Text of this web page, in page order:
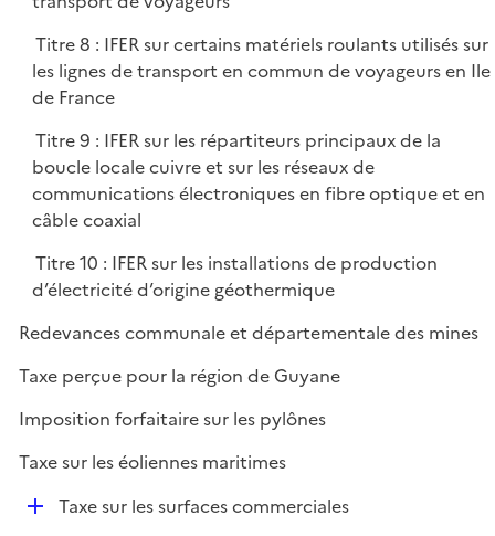
Titre 8 : IFER sur certains matériels roulants utilisés sur
les lignes de transport en commun de voyageurs en Ile
de France
Titre 9 : IFER sur les répartiteurs principaux de la
boucle locale cuivre et sur les réseaux de
communications électroniques en fibre optique et en
câble coaxial
Titre 10 : IFER sur les installations de production
d’électricité d’origine géothermique
Redevances communale et départementale des mines
Taxe perçue pour la région de Guyane
Imposition forfaitaire sur les pylônes
Taxe sur les éoliennes maritimes
DTaxe sur les surfaces commerciales